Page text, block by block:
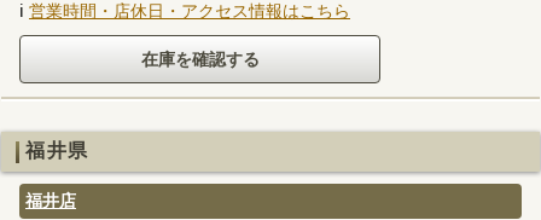
ℹ 営業時間・店休日・アクセス情報はこちら
福井県
福井店